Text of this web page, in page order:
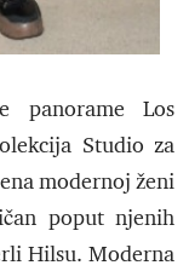
panorame Los
Studio za
modernoj ženi
poput njenih
Hilsu. Moderna